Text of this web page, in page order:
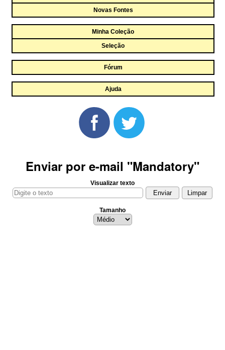
Novas Fontes
Minha Coleção
Seleção
Fórum
Ajuda
Enviar por e-mail "Mandatory"
Visualizar texto
Tamanho